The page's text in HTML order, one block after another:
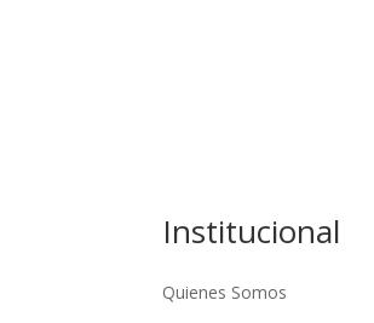
Institucional
Quienes Somos